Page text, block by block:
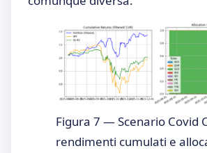
Figura 7 — Scenario Covid
rendimenti cumulati e